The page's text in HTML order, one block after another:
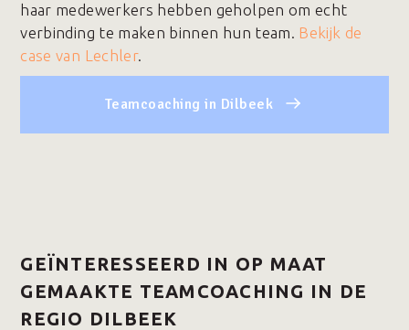
haar medewerkers hebben geholpen om echt
verbinding te maken binnen hun team. Bekijk de
case van Lechler.
Teamcoaching in Dilbeek
GEÏNTERESSEERD IN OP MAAT
GEMAAKTE TEAMCOACHING IN DE
REGIO DILBEEK